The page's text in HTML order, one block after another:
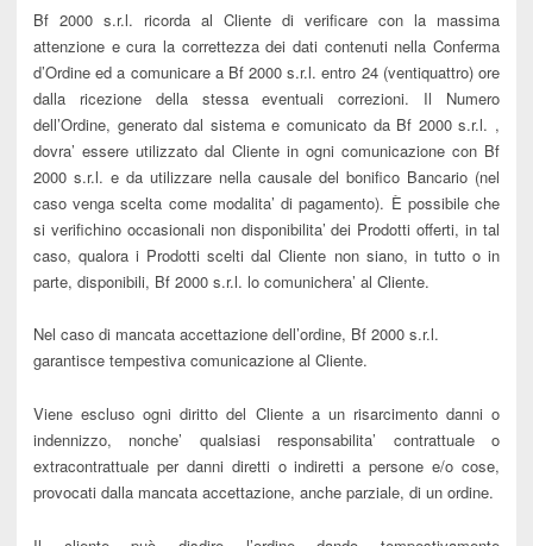
Bf 2000 s.r.l. ricorda al Cliente di verificare con la massima
attenzione e cura la correttezza dei dati contenuti nella Conferma
d’Ordine ed a comunicare a Bf 2000 s.r.l. entro 24 (ventiquattro) ore
dalla ricezione della stessa eventuali correzioni. Il Numero
dell’Ordine, generato dal sistema e comunicato da Bf 2000 s.r.l. ,
dovra’ essere utilizzato dal Cliente in ogni comunicazione con Bf
2000 s.r.l. e da utilizzare nella causale del bonifico Bancario (nel
caso venga scelta come modalita’ di pagamento). È possibile che
si verifichino occasionali non disponibilita’ dei Prodotti offerti, in tal
caso, qualora i Prodotti scelti dal Cliente non siano, in tutto o in
parte, disponibili, Bf 2000 s.r.l. lo comunichera’ al Cliente.
Nel caso di mancata accettazione dell’ordine, Bf 2000 s.r.l.
garantisce tempestiva comunicazione al Cliente.
Viene escluso ogni diritto del Cliente a un risarcimento danni o
indennizzo, nonche’ qualsiasi responsabilita’ contrattuale o
extracontrattuale per danni diretti o indiretti a persone e/o cose,
provocati dalla mancata accettazione, anche parziale, di un ordine.